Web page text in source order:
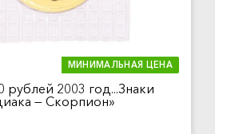
МИНИМАЛЬНАЯ ЦЕНА
рублей 2003 год...Знаки
— Скорпион»